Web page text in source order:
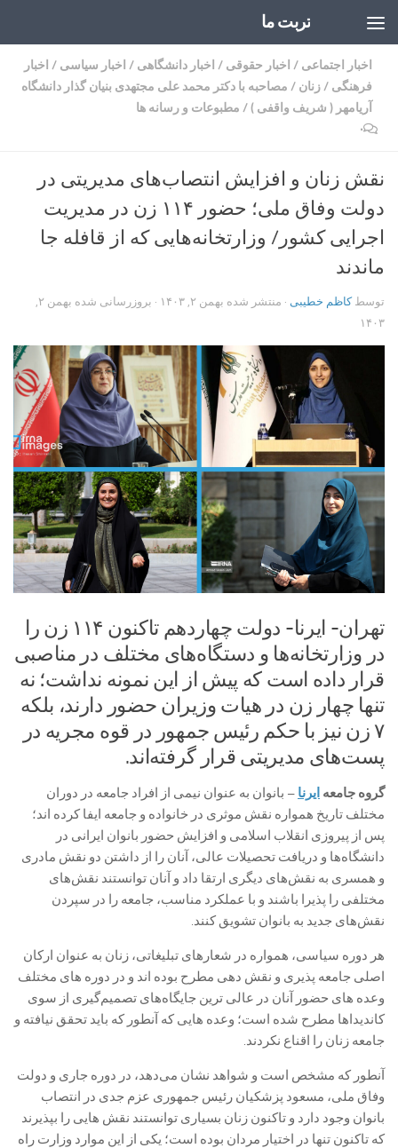
تربت ما
اخبار اجتماعی / اخبار حقوقی / اخبار دانشگاهی / اخبار سیاسی / اخبار
فرهنگی /زنان / مصاحبه با دکتر محمد علی مجتهدی بنیان گذار دانشگاه
آریامهر ( شریف واقفی )/ مطبوعات و رسانه ها
۰
نقش زنان و افزایش انتصاب‌های مدیریتی در
دولت وفاق ملی؛ حضور ۱۱۴ زن در مدیریت
اجرایی کشور/ وزارتخانه‌هایی که از قافله جا
ماندند
توسطکاظم خطیبی · منتشر شده بهمن ۲, ۱۴۰۳ · بروزرسانی شده
بهمن ۲,
۱۴۰۳
تهران- ایرنا- دولت چهاردهم تاکنون ۱۱۴ زن را
در وزارتخانه‌ها و دستگاه‌های مختلف در مناصبی
قرار داده است که پیش از این نمونه نداشت؛ نه
تنها چهار زن در هیات وزیران حضور دارند، بلکه
۷ زن نیز با حکم رئیس جمهور در قوه مجریه در
پست‌های مدیریتی قرار گرفته‌اند.
گروه جامعه ایرنا – بانوان به عنوان نیمی از افراد جامعه در دوران
مختلف تاریخ همواره نقش موثری در خانواده و جامعه ایفا کرده اند؛
پس از پیروزی انقلاب اسلامی و افزایش حضور بانوان ایرانی در
دانشگاه‌ها و دریافت تحصیلات عالی، آنان را از داشتن دو نقش مادری
و همسری به نقش‌های دیگری ارتقا داد و آنان توانستند نقش‌های
مختلفی را پذیرا باشند و با عملکرد مناسب، جامعه را در سپردن
نقش‌های جدید به بانوان تشویق کنند.
هر دوره سیاسی، همواره در شعارهای تبلیغاتی، زنان به عنوان ارکان
اصلی جامعه پذیری و نقش دهی مطرح بوده اند و در دوره های مختلف
وعده های حضور آنان در عالی ترین جایگاه‌های تصمیم‌گیری از سوی
کاندیداها مطرح شده است؛ وعده هایی که آنطور که باید تحقق نیافته و
جامعه زنان را اقناع نکردند.
آنطور که مشخص است و شواهد نشان می‌دهد، در دوره جاری و دولت
وفاق ملی، مسعود پزشکیان رئیس جمهوری عزم جدی در انتصاب
بانوان وجود دارد و تاکنون زنان بسیاری توانستند نقش هایی را بپذیرند
که تاکنون تنها در اختیار مردان بوده است؛ یکی از این موارد وزارت راه